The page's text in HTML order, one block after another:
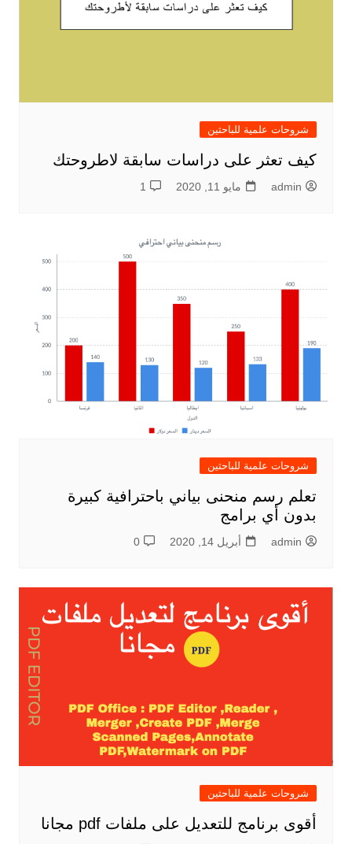
شروحات علمية للباحثين
كيف تعثر على دراسات سابقة لاطروحتك
admin مايو 11, 2020 1
شروحات علمية للباحثين
تعلم رسم منحنى بياني باحترافية كبيرة
بدون أي برامج
admin أبريل 14, 2020 0
شروحات علمية للباحثين
أقوى برنامج للتعديل على ملفات pdf مجانا